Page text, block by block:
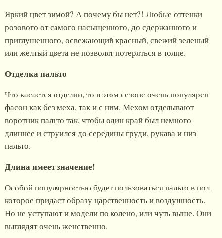
Яркий цвет зимой? А почему бы нет?! Любые оттенки
розового от самого насыщенного, до сдержанного и
приглушенного, освежающий красный, свежий зеленый
или желтый цвета не позволят потеряться в толпе.
Отделка пальто
Что касается отделки, то в этом сезоне очень популярен
фасон как без меха, так и с ним. Мехом отделывают
воротник пальто так, чтобы один край был немного
длиннее и струился до середины груди, рукава и низ
пальто.
Длина имеет значение!
Особой популярностью будет пользоваться пальто в пол,
которое придаст образу царственность и воздушность.
Но не уступают и модели по колено, или чуть выше. Они
выглядят очень женственно.